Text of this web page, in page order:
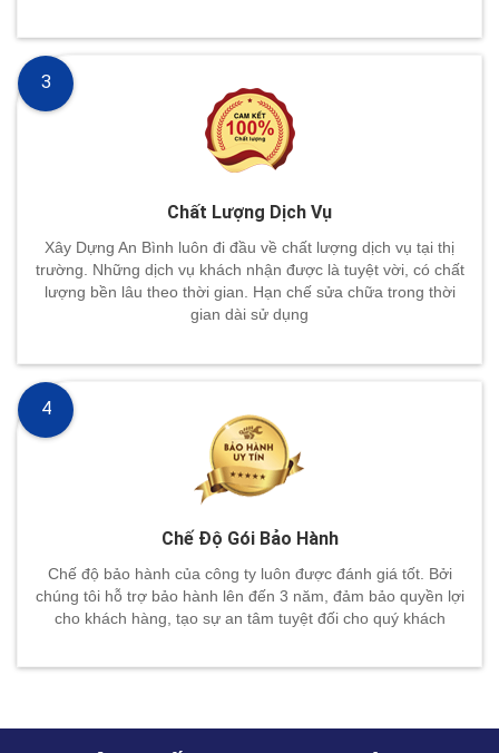
Chất Lượng Dịch Vụ
Xây Dựng An Bình luôn đi đầu về chất lượng dịch vụ tại thị
trường. Những dịch vụ khách nhận được là tuyệt vời, có chất
lượng bền lâu theo thời gian. Hạn chế sửa chữa trong thời
gian dài sử dụng
3
Chế Độ Gói Bảo Hành
Chế độ bảo hành của công ty luôn được đánh giá tốt. Bởi
chúng tôi hỗ trợ bảo hành lên đến 3 năm, đảm bảo quyền lợi
cho khách hàng, tạo sự an tâm tuyệt đối cho quý khách
4